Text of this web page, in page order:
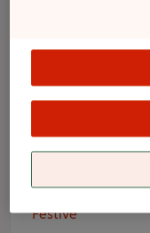
guld
Varumärke
Festive